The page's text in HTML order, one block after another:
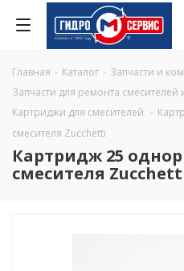
Главная - Каталог - Запчасти и
Запчасти для ремонта
Картриджи для смесителей -
смесителя Zucchetti
Картридж 25
смесителя